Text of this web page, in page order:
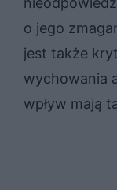
o jego
jest także
wychowania
wpływ mają